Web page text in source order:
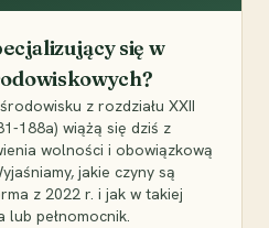
się w
z rozdziału XXII
188a) wiążą się dziś z
wolności i obowiązkową
jakie czyny są
z 2022 r. i jak w takiej
pełnomocnik.